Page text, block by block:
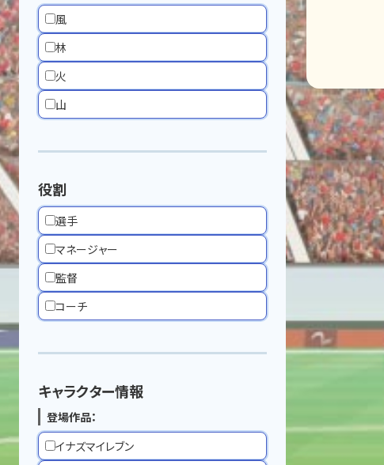
風
林
火
山
役割
選手
マネージャー
監督
コーチ
キャラクター情報
登場作品：
イナズマイレブン